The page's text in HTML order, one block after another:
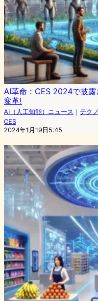
AI革命：CES 2024で披
変革!
AI（人工知能）ニュース ｜ テク
CES
2024年1月19日5:45